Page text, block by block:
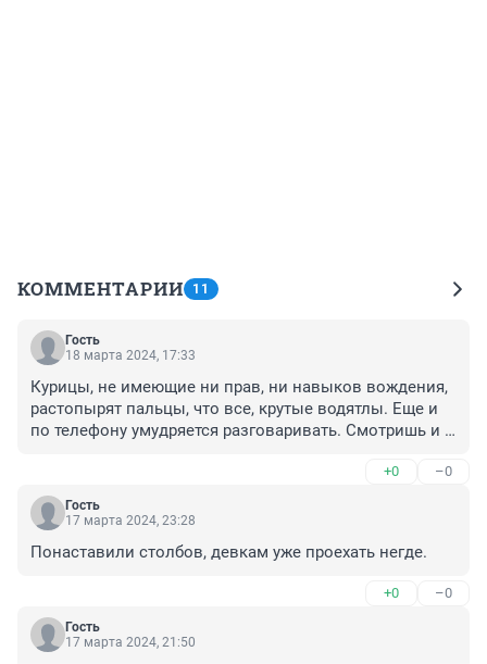
КОММЕНТАРИИ 11
Гость
18 марта 2024, 17:33
Курицы, не имеющие ни прав, ни навыков вождения,
растопырят пальцы, что все, крутые водятлы. Еще и
по телефону умудряется разговаривать. Смотришь и
+0 –0
Гость
17 марта 2024, 23:28
Понаставили столбов, девкам уже проехать негде.
+0 –0
Гость
17 марта 2024, 21:50